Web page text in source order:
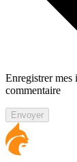
Enregistrer mes
commentaire
Envoyer